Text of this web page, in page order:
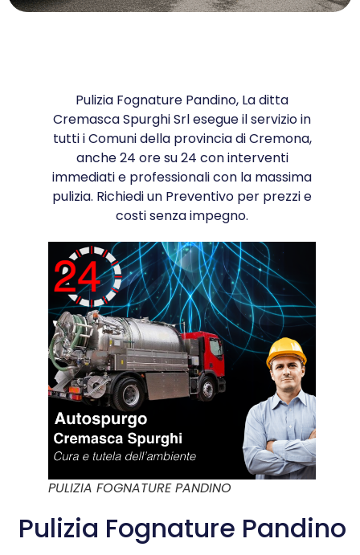
Pulizia Fognature Pandino, La ditta
Cremasca Spurghi Srl esegue il servizio in
tutti i Comuni della provincia di Cremona,
anche 24 ore su 24 con interventi
immediati e professionali con la massima
pulizia. Richiedi un Preventivo per prezzi e
costi senza impegno.
PULIZIA FOGNATURE PANDINO
Pulizia Fognature Pandino